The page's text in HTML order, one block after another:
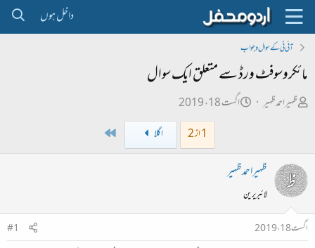
داخل ہوں
آئی ٹی کے سوال و جواب
مائکروسوفٹ ورڈ سے متعلق ایک سوال
ص
ب
ل
ڑ
ظہیراحمدظہیر
ت
ی
اگست 18، 2019
1 از 2
اگلا
ظہیراحمدظہیر
لائبریرین
اگست 18، 2019
#1